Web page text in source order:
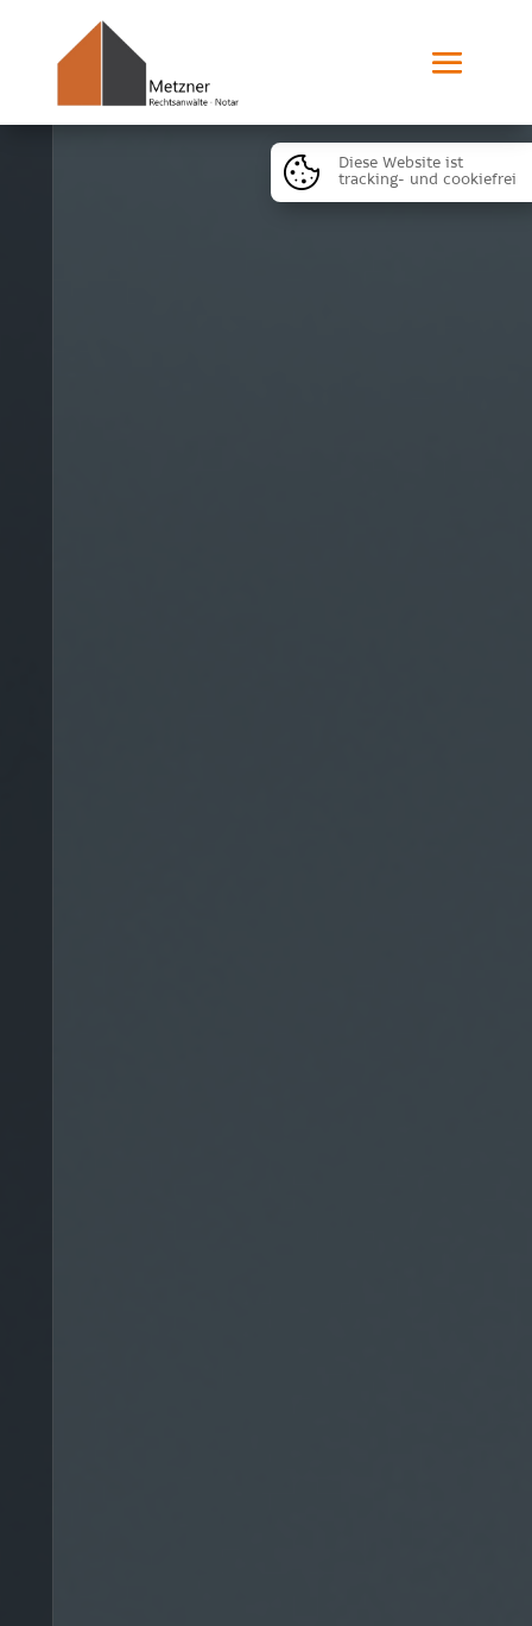
Diese Website ist
tracking- und cookiefrei